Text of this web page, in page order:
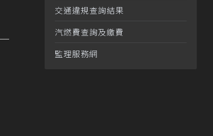
交通違規查詢結果
汽燃費查詢及繳費
監理服務網